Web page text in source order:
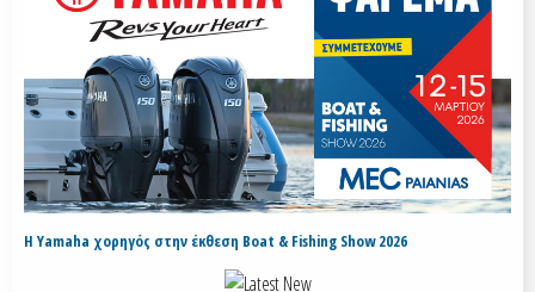
H Yamaha χορηγός στην έκθεση Boat & Fishing Show 2026